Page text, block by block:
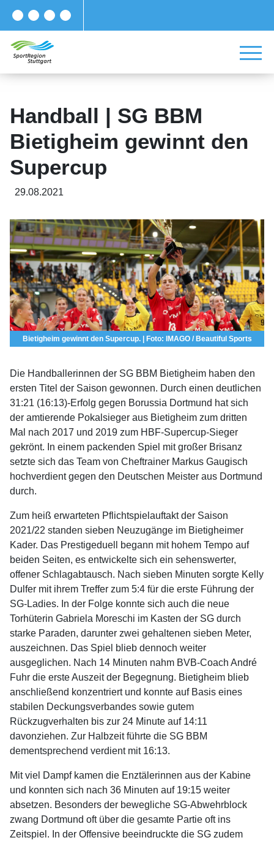
Handball | SG BBM
Bietigheim gewinnt den
Supercup
29.08.2021
Bietigheim gewinnt den Supercup. | Foto: IMAGO / Beautiful Sports
Die Handballerinnen der SG BBM Bietigheim haben den
ersten Titel der Saison gewonnen. Durch einen deutlichen
31:21 (16:13)-Erfolg gegen Borussia Dortmund hat sich
der amtierende Pokalsieger aus Bietigheim zum dritten
Mal nach 2017 und 2019 zum HBF-Supercup-Sieger
gekrönt. In einem packenden Spiel mit großer Brisanz
setzte sich das Team von Cheftrainer Markus Gaugisch
hochverdient gegen den Deutschen Meister aus Dortmund
durch.
Zum heiß erwarteten Pflichtspielauftakt der Saison
2021/22 standen sieben Neuzugänge im Bietigheimer
Kader. Das Prestigeduell begann mit hohem Tempo auf
beiden Seiten, es entwickelte sich ein sehenswerter,
offener Schlagabtausch. Nach sieben Minuten sorgte Kelly
Dulfer mit ihrem Treffer zum 5:4 für die erste Führung der
SG-Ladies. In der Folge konnte sich auch die neue
Torhüterin Gabriela Moreschi im Kasten der SG durch
starke Paraden, darunter zwei gehaltenen sieben Meter,
auszeichnen. Das Spiel blieb dennoch weiter
ausgeglichen. Nach 14 Minuten nahm BVB-Coach André
Fuhr die erste Auszeit der Begegnung. Bietigheim blieb
anschließend konzentriert und konnte auf Basis eines
stabilen Deckungsverbandes sowie gutem
Rückzugverhalten bis zur 24 Minute auf 14:11
davonziehen. Zur Halbzeit führte die SG BBM
dementsprechend verdient mit 16:13.
Mit viel Dampf kamen die Enztälerinnen aus der Kabine
und konnten sich nach 36 Minuten auf 19:15 weiter
absetzen. Besonders der bewegliche SG-Abwehrblock
zwang Dortmund oft über die gesamte Partie oft ins
Zeitspiel. In der Offensive beeindruckte die SG zudem